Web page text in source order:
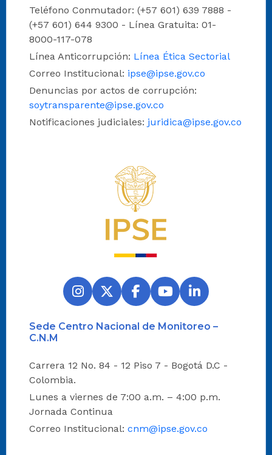
Teléfono Conmutador: (+57 601) 639 7888 -
(+57 601) 644 9300 - Línea Gratuita: 01-
8000-117-078
Línea Anticorrupción: Línea Ética Sectorial
Correo Institucional: ipse@ipse.gov.co
Denuncias por actos de corrupción:
soytransparente@ipse.gov.co
Notificaciones judiciales: juridica@ipse.gov.co
Sede Centro Nacional de Monitoreo –
C.N.M
Carrera 12 No. 84 - 12 Piso 7 - Bogotá D.C -
Colombia.
Lunes a viernes de 7:00 a.m. – 4:00 p.m.
Jornada Continua
Correo Institucional: cnm@ipse.gov.co